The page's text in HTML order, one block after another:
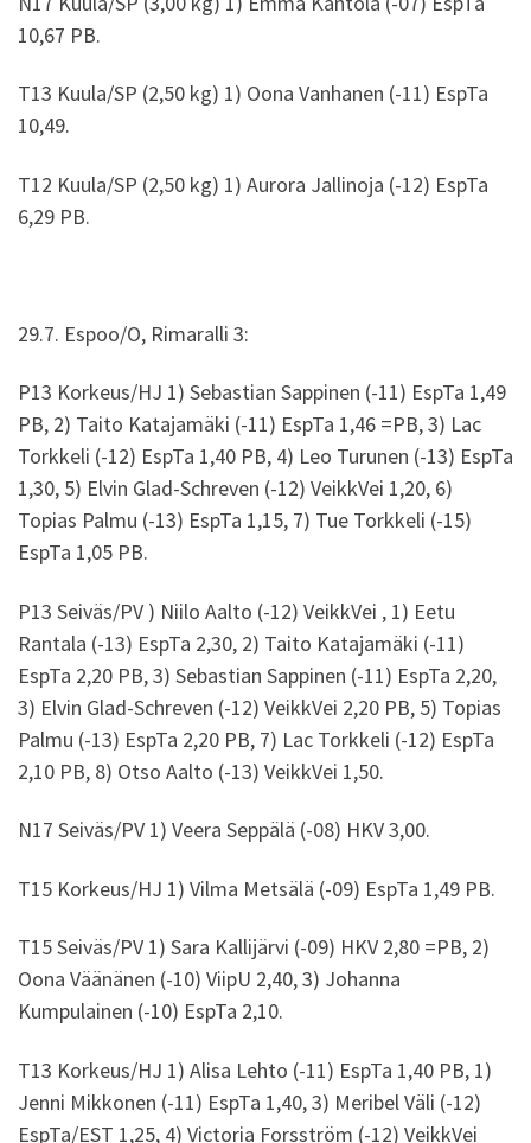
10,67 PB.
T13 Kuula/SP (2,50 kg) 1) Oona Vanhanen (-11) EspTa
10,49.
T12 Kuula/SP (2,50 kg) 1) Aurora Jallinoja (-12) EspTa
6,29 PB.
29.7. Espoo/O, Rimaralli 3:
P13 Korkeus/HJ 1) Sebastian Sappinen (-11) EspTa 1,49
PB, 2) Taito Katajamäki (-11) EspTa 1,46 =PB, 3) Lac
Torkkeli (-12) EspTa 1,40 PB, 4) Leo Turunen (-13) EspTa
1,30, 5) Elvin Glad-Schreven (-12) VeikkVei 1,20, 6)
Topias Palmu (-13) EspTa 1,15, 7) Tue Torkkeli (-15)
EspTa 1,05 PB.
P13 Seiväs/PV ) Niilo Aalto (-12) VeikkVei , 1) Eetu
Rantala (-13) EspTa 2,30, 2) Taito Katajamäki (-11)
EspTa 2,20 PB, 3) Sebastian Sappinen (-11) EspTa 2,20,
3) Elvin Glad-Schreven (-12) VeikkVei 2,20 PB, 5) Topias
Palmu (-13) EspTa 2,20 PB, 7) Lac Torkkeli (-12) EspTa
2,10 PB, 8) Otso Aalto (-13) VeikkVei 1,50.
N17 Seiväs/PV 1) Veera Seppälä (-08) HKV 3,00.
T15 Korkeus/HJ 1) Vilma Metsälä (-09) EspTa 1,49 PB.
T15 Seiväs/PV 1) Sara Kallijärvi (-09) HKV 2,80 =PB, 2)
Oona Väänänen (-10) ViipU 2,40, 3) Johanna
Kumpulainen (-10) EspTa 2,10.
T13 Korkeus/HJ 1) Alisa Lehto (-11) EspTa 1,40 PB, 1)
Jenni Mikkonen (-11) EspTa 1,40, 3) Meribel Väli (-12)
EspTa/EST 1,25, 4) Victoria Forsström (-12) VeikkVei